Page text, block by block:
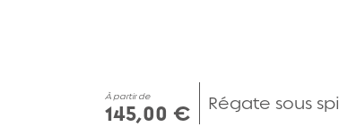
À partir de
145,00 € Régate sous spi